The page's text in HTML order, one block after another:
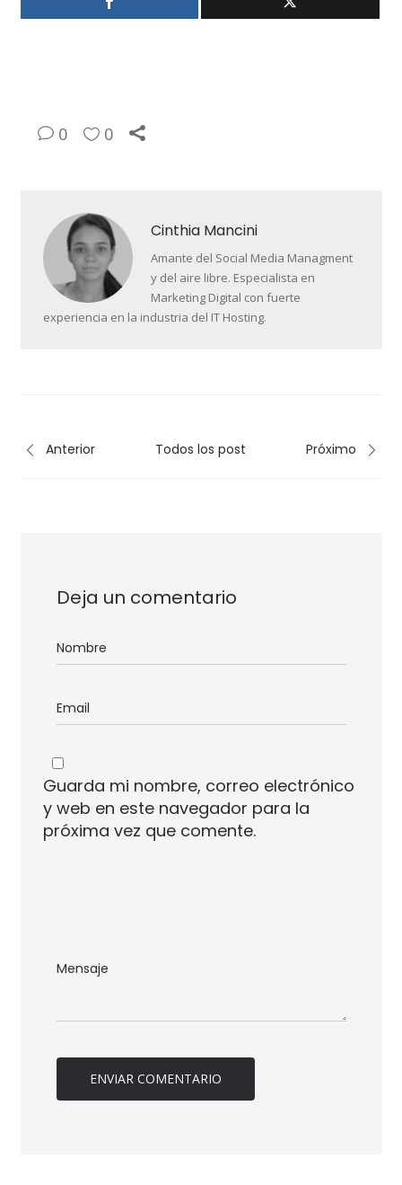
0 0
Cinthia Mancini
Amante del Social Media Managment
y del aire libre. Especialista en
Marketing Digital con fuerte
experiencia en la industria del IT Hosting.
Anterior Todos los post Próximo
Deja un comentario
Guarda mi nombre, correo electrónico
y web en este navegador para la
próxima vez que comente.